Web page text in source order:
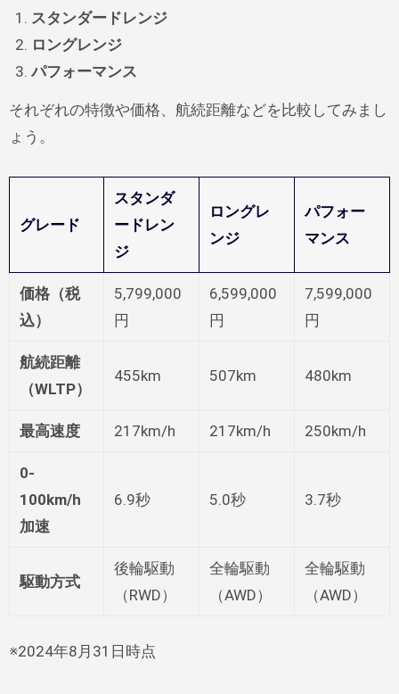
スタンダードレンジ
ロングレンジ
パフォーマンス
それぞれの特徴や価格、航続距離などを比較してみまし
ょう。
グレード
スタンダ
ードレン
ジ
ロングレ
ンジ
パフォー
マンス
価格（税
込）
5,799,000
円
6,599,000
円
7,599,000
円
航続距離
（WLTP）
455km 507km 480km
最高速度 217km/h 217km/h 250km/h
0-
100km/h
加速
6.9秒 5.0秒 3.7秒
駆動方式
後輪駆動
（RWD）
全輪駆動
（AWD）
全輪駆動
（AWD）
※2024年8月31日時点